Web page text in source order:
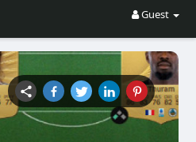
Guest